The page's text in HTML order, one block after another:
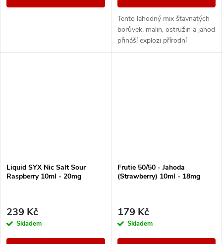
Tento lahodný mix šťavnatých
borůvek, malin, ostružin a jahod
přináší explozi přírodní
sladkosti a svěžesti v každém
Liquid SYX Nic Salt Sour
Raspberry 10ml - 20mg
239 Kč
Skladem
Frutie 50/50 - Jahoda
(Strawberry) 10ml - 18mg
179 Kč
Skladem